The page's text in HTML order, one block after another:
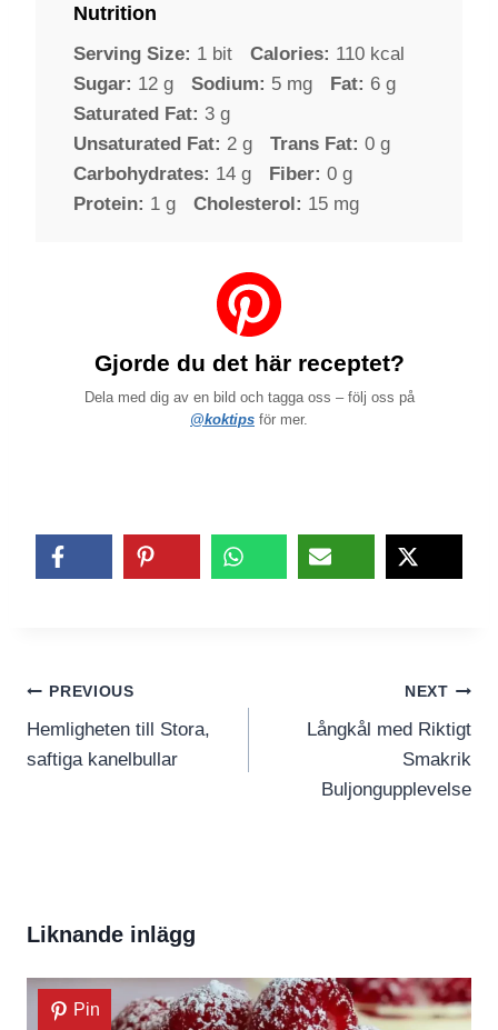
Nutrition
Serving Size: 1 bit Calories: 110 kcal
Sugar: 12 g Sodium: 5 mg Fat: 6 g
Saturated Fat: 3 g
Unsaturated Fat: 2 g Trans Fat: 0 g
Carbohydrates: 14 g Fiber: 0 g
Protein: 1 g Cholesterol: 15 mg
Gjorde du det här receptet?
Dela med dig av en bild och tagga oss – följ oss på
@koktips för mer.
Inläggsnavigering
PREVIOUS
Hemligheten till Stora,
saftiga kanelbullar
NEXT
Långkål med Riktigt
Smakrik
Buljongupplevelse
Liknande inlägg
Pin